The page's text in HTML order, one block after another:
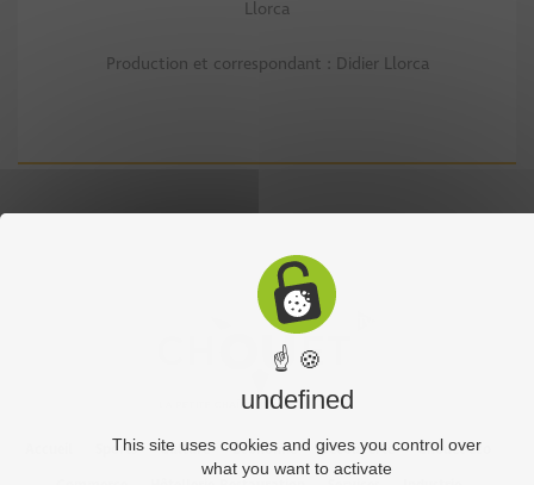
Llorca
Production et correspondant : Didier Llorca
Sports Culture Economie Découverte
Chouet’eco
☝ 🍪
undefined
This site uses cookies and gives you control over
what you want to activate